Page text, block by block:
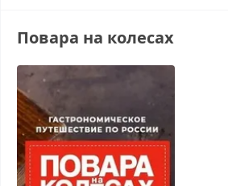
Повара на колесах